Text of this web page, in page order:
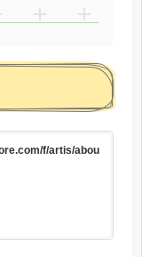
f/artis/abou